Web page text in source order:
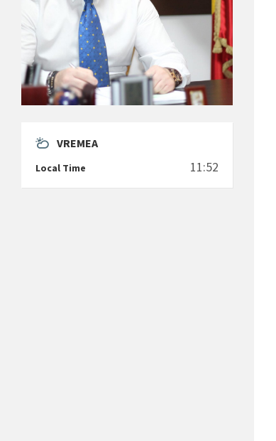
VREMEA
Local Time 11:52